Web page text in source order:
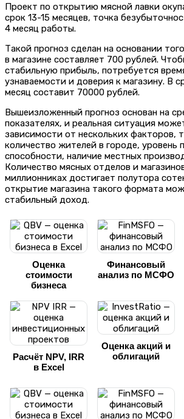
Проект по открытию мясной лавки
срок 13-15 месяцев, точка
4 месяц работы.
Такой прогноз сделан на основании
в магазине составляет 700 рублей.
стабильную прибыль, потребуется
узнаваемости и доверия к магазину. В
месяц составит 70000 рублей.
Вышеизложенный прогноз основан на
показателях, и реальная ситуация
зависимости от нескольких факторов,
количество жителей в городе, уровень
способности, наличие местных
Количество мясных отделов и
миллионниках достигает полутора
открытие магазина такого формата
стабильный доход.
Оценка
стоимости
бизнеса
Финансовый
анализ по МСФО
Расчёт NPV, IRR
в Excel
Оценка акций и
облигаций